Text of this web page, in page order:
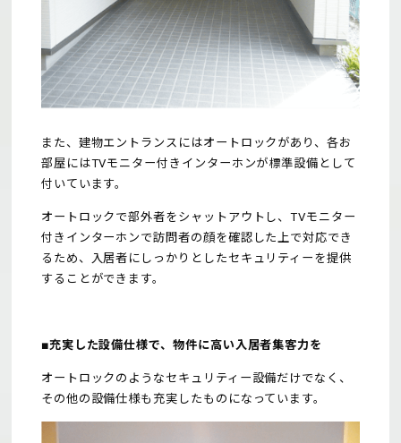
また、建物エントランスにはオートロックがあり、各お
部屋にはTVモニター付きインターホンが標準設備として
付いています。
オートロックで部外者をシャットアウトし、TVモニター
付きインターホンで訪問者の顔を確認した上で対応でき
るため、入居者にしっかりとしたセキュリティーを提供
することができます。
■充実した設備仕様で、物件に高い入居者集客力を
オートロックのようなセキュリティー設備だけでなく、
その他の設備仕様も充実したものになっています。